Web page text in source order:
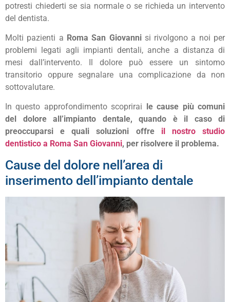
potresti chiederti se sia normale o se richieda un intervento
del dentista.
Molti pazienti a Roma San Giovannisi rivolgono a noi per
problemi legati agli impianti dentali, anche a distanza di
mesi dall’intervento. Il dolore può essere un sintomo
transitorio oppure segnalare una complicazione da non
sottovalutare.
In questo approfondimento scoprirai
le cause più comuni
del dolore all’impianto dentale, quando è il caso di
preoccuparsi e quali soluzioni offre il nostro studio
dentistico a Roma San Giovanni, per risolvere il problema.
Cause del dolore nell’area di
inserimento dell’impianto dentale